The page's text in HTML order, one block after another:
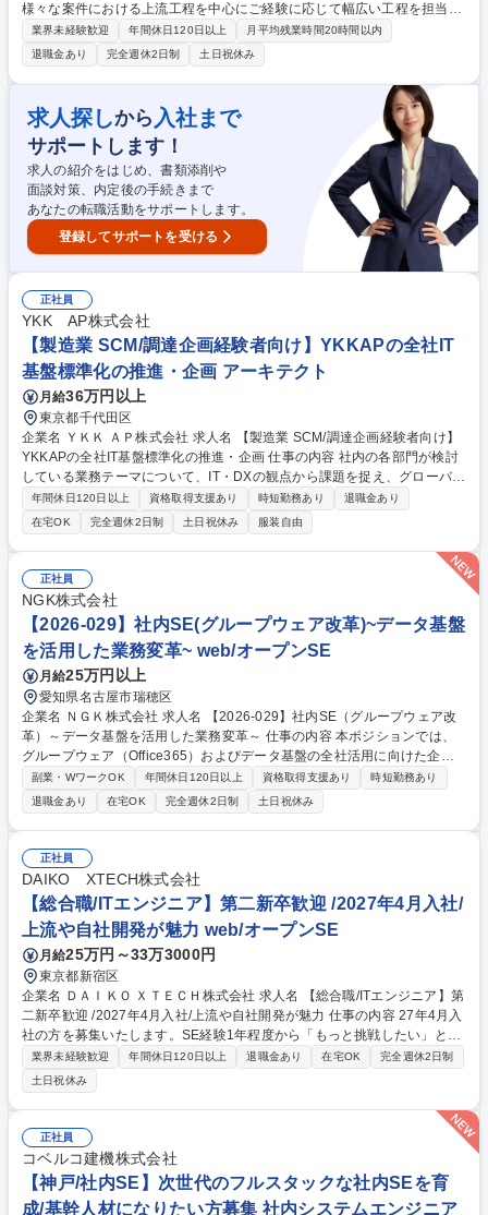
様々な案件における上流工程を中心にご経験に応じて幅広い工程を担当い
ただきます。 【魅力】 ■担当いただくフェーズは経験に合わせて様々です
が上流の業務にも携わっていただきます。顧客折衝経験や業務知識も習得
できます。 ■期間は1年～10年以上の大規模長期案件が中心となります。
大きい業務 では10年/50名規模での開発となりますが、開発メンバはロー
テーション を行うので、様々な業務に係わる事が可能です。 募集職種
【第二新卒・未経験OK】エンジニアへのキャリアチェンジ！休日129日
業界未経験歓迎 年間休日120日以上
月平均残業時間20時間以内
退職金あり
完全週休2日制 土日祝休み
求人探しから 入社まで
サポートします！
求人の紹介をはじめ、書類添削や
面談対策、内定後の手続きまで
あなたの転職活動をサポートします。
登録してサポートを受ける
正社員
YKK AP株式会社
【製造業 SCM/調達企画経験者向け】YKKAPの全社IT
基盤標準化の推進・企画 アーキテクト
月給36万円以上
東京都千代田区
企業名 ＹＫＫ ＡＰ株式会社 求人名 【製造業 SCM/調達企画経験者向け】
YKKAPの全社IT基盤標準化の推進・企画 仕事の内容 社内の各部門が検討
している業務テーマについて、IT・DXの観点から課題を捉え、グローバル
拠点を含めた社内の各領域におけるIT基盤の最適化を踏まえながら方針検
討を行い、具体要件に落とし込んでいただきます。 当社ではグローバルIT
本部(Global Information Technology)とTRI（Technology Risk & Innovati
on）統括部の大きく2つのIT関連組織がございます。 業務上の比較として
グローバルIT本部は個別性の高い部門要求・開発テーマに関して対応する
ことが多いですが、今回配属予定のTRI統括部では全社共通でのシステム
開発や基盤統一が必要な比較的大きなテーマが持ち込まれ、PJTとして対
応することがメインとなります。 募集職種 【製造業 SCM/調達企画経験者
向け】YKKAPの全社IT基盤標準化の推進・企画
年間休日120日以上 資格取得支援あり 時短勤務あり
退職金あり
在宅OK
完全週休2日制 土日祝休み 服装自由
正社員
NGK株式会社
【2026-029】社内SE(グループウェア改革)~データ基盤
を活用した業務変革~ web/オープンSE
月給25万円以上
愛知県名古屋市瑞穂区
企業名 ＮＧＫ株式会社 求人名 【2026-029】社内SE（グループウェア改
革）～データ基盤を活用した業務変革～ 仕事の内容 本ポジションでは、
グループウェア（Office365）およびデータ基盤の全社活用に向けた企
画・推進を担います。技術・サービスの調査・検証を行い、活用方針の策
定、グループ全体への展開をリードしていただきます！ 【主業務】 ・新
技術（グループウェア、データ基盤等）の調査および業務適用の検討 ・海
外グループ会社との連携を含めたグローバル展開支援 ・RFI/RFP作成、ベ
ンダー選定、プロジェクトマネジメント ・業務改善・自動化（PowerPlatf
orm等）やデータ活用の企画・提案 ・データ基盤を活用したデータ利活用
施策の検討・推進 募集職種 【2026-029】社内SE（グループウェア改
革）～データ基盤を活用した業務変革～
副業・WワークOK 年間休日120日以上 資格取得支援あり
時短勤務あり
退職金あり
在宅OK 完全週休2日制 土日祝休み
正社員
DAIKO XTECH株式会社
【総合職/ITエンジニア】第二新卒歓迎 /2027年4月入社/
上流や自社開発が魅力 web/オープンSE
月給25万円～33万3000円
東京都新宿区
企業名 ＤＡＩＫＯ ＸＴＥＣＨ株式会社 求人名 【総合職/ITエンジニア】第
二新卒歓迎 /2027年4月入社/上流や自社開発が魅力 仕事の内容 27年4月入
社の方を募集いたします。SE経験1年程度から「もっと挑戦したい」とい
う意欲にこたえる環境です。手厚い新卒合同研修でマナーも含めた導入か
ら実施、同期がいる環境で切磋琢磨しながら成長可能！ 【配属・業務】製
造・流通等に向けた業務システムや自社開発パッケージ等の設計・構築を
担当。希望や経験にフィットする部署へ配属します。 【キャリア】まずは
設計や構築などからご担当いただき、4～5年でのリーダー昇格を目指して
いただきます。 【研修】4月から新卒と同一の合同研修を実施。基礎やマ
ナーから学び直せます。研修期間はたっぷり4か月間、さらに2年間のOJT
あり！ 募集職種 【総合職/ITエンジニア】第二新卒歓迎 /2027年4月入社/
上流や自社開発が魅力
業界未経験歓迎 年間休日120日以上 退職金あり 在宅OK
完全週休2日制
土日祝休み
正社員
コベルコ建機株式会社
【神戸/社内SE】次世代のフルスタックな社内SEを育
成/基幹人材になりたい方募集 社内システムエンジニア